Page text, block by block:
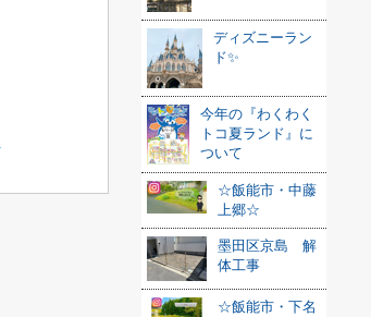
ディズニーラン
ド✨
今年の『わくわく
トコ夏ランド』に
ついて
☆飯能市・中藤
上郷☆
墨田区京島 解
体工事
☆飯能市・下名